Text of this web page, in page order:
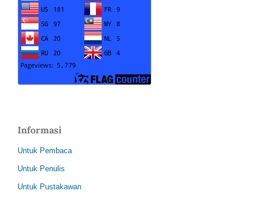
Informasi
Untuk Pembaca
Untuk Penulis
Untuk Pustakawan